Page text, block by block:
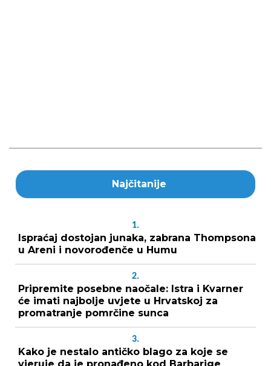
Najčitanije
1.
Ispraćaj dostojan junaka, zabrana Thompsona
u Areni i novorođenče u Humu
2.
Pripremite posebne naočale: Istra i Kvarner
će imati najbolje uvjete u Hrvatskoj za
promatranje pomrčine sunca
3.
Kako je nestalo antičko blago za koje se